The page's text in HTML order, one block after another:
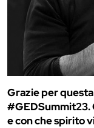
Grazie per
#GEDSummit23.
e con che spirito